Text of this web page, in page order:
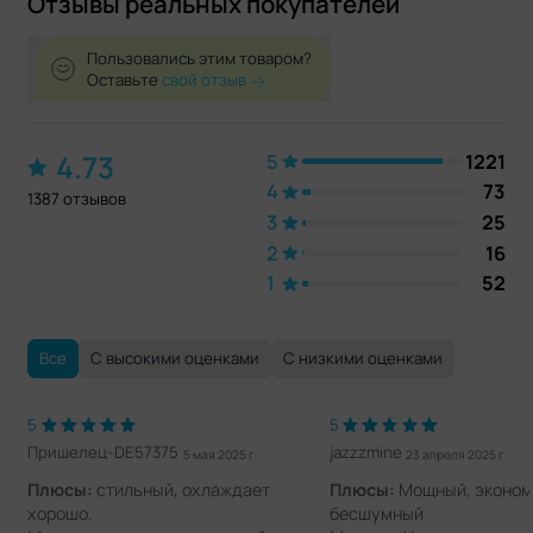
Пользовались этим товаром?
Оставьтесвой отзыв
4.73
1387 отзывов
5
1221
4
73
3
25
2
16
1
52
Все С высокими оценками С низкими оценками
5
Пришелец-DE57375 5 мая 2025 г.
Плюсы: стильный, охлаждает
хорошо.
5
jazzzmine 23 апреля 2025 г.
Плюсы: Мощный,
бесшумный